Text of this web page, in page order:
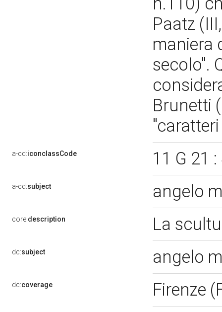
Paatz
maniera
secolo".
Brunetti
a-cd:iconclassCode 11 G 21
a-cd:subject angelo
core:description La
dc:subject angelo
dc:coverage Firenze